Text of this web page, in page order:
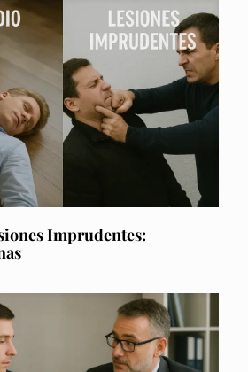
Imprudentes: